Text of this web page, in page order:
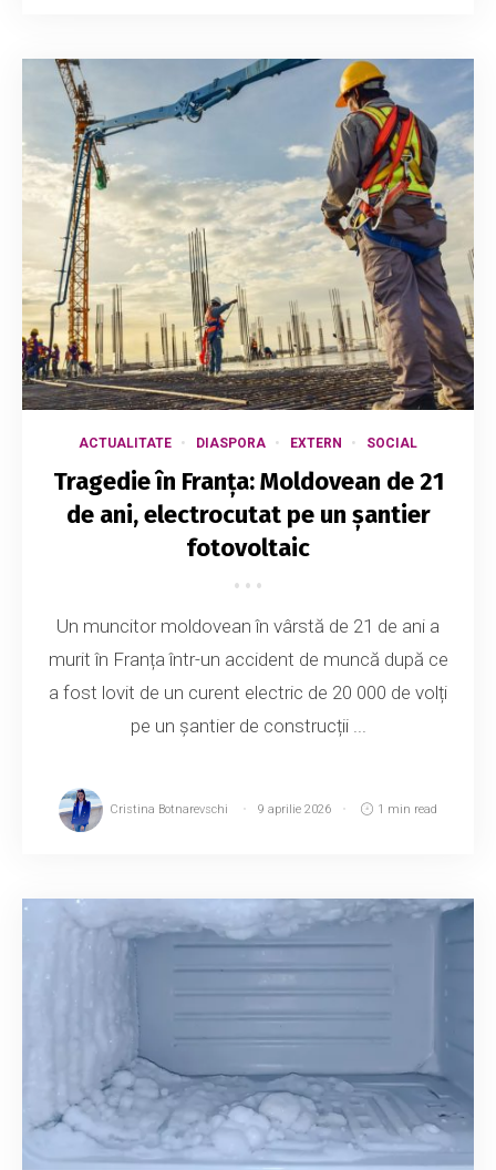
ACTUALITATE DIASPORA EXTERN SOCIAL
Tragedie în Franța: Moldovean de 21
de ani, electrocutat pe un șantier
fotovoltaic
Un muncitor moldovean în vârstă de 21 de ani a
murit în Franța într-un accident de muncă după ce
a fost lovit de un curent electric de 20 000 de volți
pe un șantier de construcții ...
Cristina Botnarevschi 9 aprilie 2026 1 min read